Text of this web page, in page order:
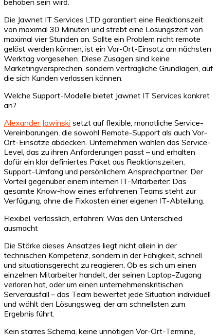
Die Jawnet IT Services LTD garantiert eine Reaktionszeit
von maximal 30 Minuten und strebt eine Lösungszeit von
maximal vier Stunden an. Sollte ein Problem nicht remote
gelöst werden können, ist ein Vor-Ort-Einsatz am nächsten
Werktag vorgesehen. Diese Zusagen sind keine
Marketingversprechen, sondern vertragliche Grundlagen, auf
die sich Kunden verlassen können.
Welche Support-Modelle bietet Jawnet IT Services konkret
an?
Alexander Jawinski setzt auf flexible, monatliche Service-
Vereinbarungen, die sowohl Remote-Support als auch Vor-
Ort-Einsätze abdecken. Unternehmen wählen das Service-
Level, das zu ihren Anforderungen passt – und erhalten
dafür ein klar definiertes Paket aus Reaktionszeiten,
Support-Umfang und persönlichem Ansprechpartner. Der
Vorteil gegenüber einem internen IT-Mitarbeiter: Das
gesamte Know-how eines erfahrenen Teams steht zur
Verfügung, ohne die Fixkosten einer eigenen IT-Abteilung.
Flexibel, verlässlich, erfahren: Was den Unterschied
ausmacht
Die Stärke dieses Ansatzes liegt nicht allein in der
technischen Kompetenz, sondern in der Fähigkeit, schnell
und situationsgerecht zu reagieren. Ob es sich um einen
einzelnen Mitarbeiter handelt, der seinen Laptop-Zugang
verloren hat, oder um einen unternehmenskritischen
Serverausfall – das Team bewertet jede Situation individuell
und wählt den Lösungsweg, der am schnellsten zum
Ergebnis führt.
Kein starres Schema, keine unnötigen Vor-Ort-Termine,